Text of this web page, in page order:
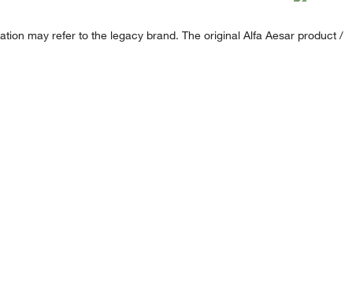
may refer to the legacy brand. The original Alfa Aesar product /